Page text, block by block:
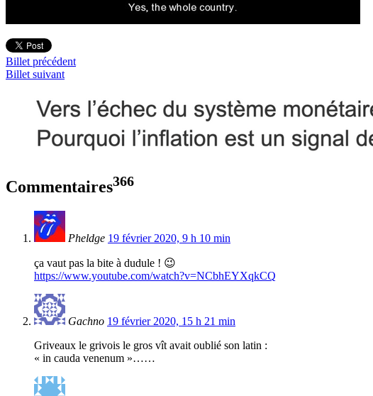
Billet précédent
Billet suivant
Commentaires366
Pheldge 19 février 2020, 9 h 10 min
ça vaut pas la bite à dudule ! 😉
https://www.youtube.com/watch?v=NCbhEYXqkCQ
Gachno 19 février 2020, 15 h 21 min
Griveaux le grivois le gros vît avait oublié son latin :
« in cauda venenum »……